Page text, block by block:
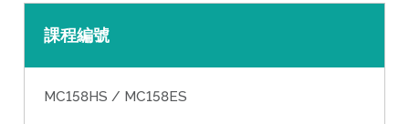
課程編號
MC158HS / MC158ES